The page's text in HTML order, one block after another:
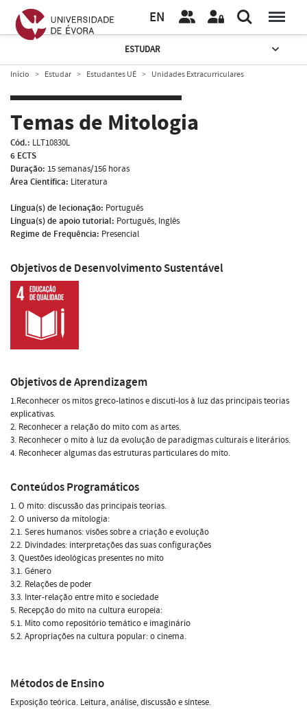
EN
ESTUDAR
Início Estudar Estudantes UÉ Unidades Extracurriculares
Temas de Mitologia
Cód.: LLT10830L
6 ECTS
Duração: 15 semanas/156 horas
Área Científica: Literatura
Língua(s) de lecionação: Português
Língua(s) de apoio tutorial: Português, Inglês
Regime de Frequência: Presencial
Objetivos de Desenvolvimento Sustentável
Objetivos de Aprendizagem
1.Reconhecer os mitos greco-latinos e discuti-los à luz das principais teorias
explicativas.
2. Reconhecer a relação do mito com as artes.
3. Reconhecer o mito à luz da evolução de paradigmas culturais e literários.
4. Reconhecer algumas das estruturas particulares do mito.
Conteúdos Programáticos
1. O mito: discussão das principais teorias.
2. O universo da mitologia:
2.1. Seres humanos: visões sobre a criação e evolução
2.2. Divindades: interpretações das suas configurações
3. Questões ideológicas presentes no mito
3.1. Género
3.2. Relações de poder
3.3. Inter-relação entre mito e sociedade
5. Recepção do mito na cultura europeia:
5.1. Mito como repositório temático e imaginário
5.2. Apropriações na cultura popular: o cinema.
Métodos de Ensino
Exposição teórica. Leitura, análise, discussão e síntese.